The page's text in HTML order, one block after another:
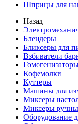
Шприцы для
Назад
Блендеры
Бликсеры для
Взбиватели
Гомогенизаторы
Кофемолки
Куттеры
Машины для
Миксеры
Миксеры
Оборудование